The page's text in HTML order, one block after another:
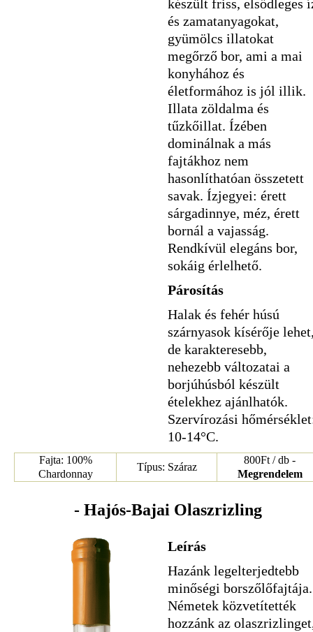
készült friss, elsődleges
és zamatanyagokat,
gyümölcs illatokat
megőrző bor, ami a mai
konyhához és
életformához is jól illik.
Illata zöldalma és
tűzkőillat. Ízében
dominálnak a más
fajtákhoz nem
hasonlíthatóan összetett
savak. Ízjegyei: érett
sárgadinnye, méz, érett
bornál a vajasság.
Rendkívül elegáns bor,
sokáig érlelhető.
Párosítás
Halak és fehér húsú
szárnyasok kísérője
de karakteresebb,
nehezebb változatai a
borjúhúsból készült
ételekhez ajánlhatók.
Szervírozási
10-14°C.
Fajta: 100%
Chardonnay
Típus: Száraz
800Ft / db -
Megrendelem
- Hajós-Bajai Olaszrizling
Leírás
Hazánk legelterjedtebb
minőségi borszőlőfajtája.
Németek közvetítették
hozzánk az